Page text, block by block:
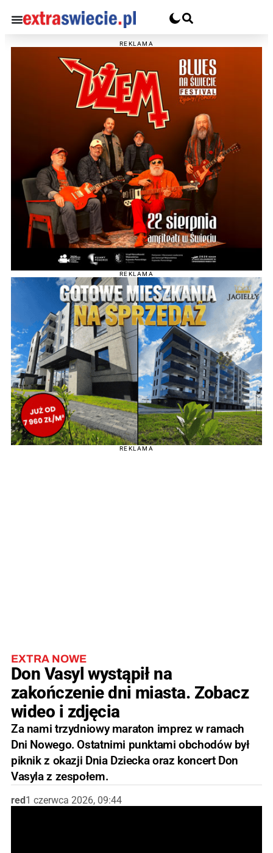
REKLAMA
REKLAMA
REKLAMA
EXTRA NOWE
Don Vasyl wystąpił na
zakończenie dni miasta. Zobacz
wideo i zdjęcia
Za nami trzydniowy maraton imprez w ramach
Dni Nowego. Ostatnimi punktami obchodów był
piknik z okazji Dnia Dziecka oraz koncert Don
Vasyla z zespołem.
red1 czerwca 2026, 09:44